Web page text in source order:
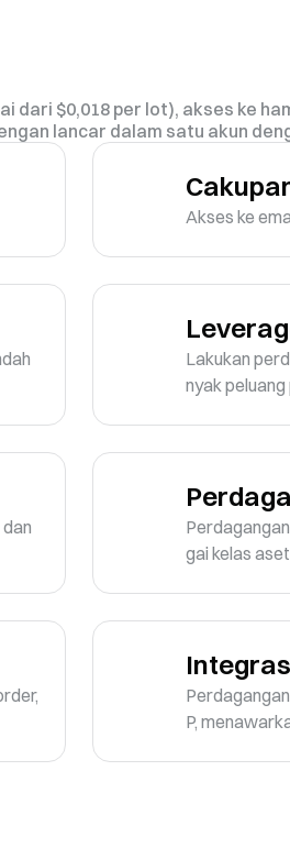
$0,018 per lot), akses ke
lancar dalam satu akun
Akses ke
Lakukan
nyak
gai kelas
P,